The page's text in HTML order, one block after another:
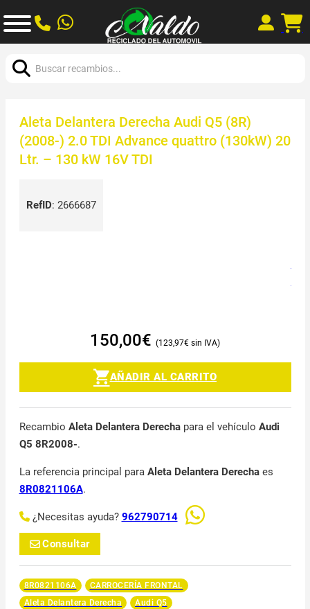
Aleta Delantera Derecha Audi Q5 (8R)
(2008-) 2.0 TDI Advance quattro (130kW) 20
Ltr. – 130 kW 16V TDI
RefID: 2666687
150,00€ 123,97€
AÑADIR AL CARRITO
Recambio Aleta Delantera Derechapara el vehículo Audi
Q5 8R2008-.
La referencia principal para Aleta Delantera Derechaes
8R0821106A.
¿Necesitas ayuda? 962790714
Consultar
8R0821106A
CARROCERÍA FRONTAL
Aleta Delantera Derecha
Audi Q5